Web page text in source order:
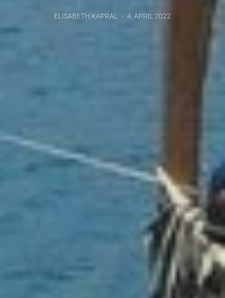
ELISABETH KAPRAL 4. APRIL 2022